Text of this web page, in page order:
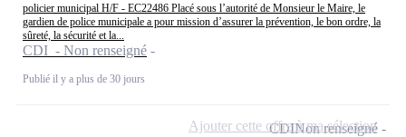
policier municipal H/F - EC22486 Placé sous l’autorité de Monsieur le Maire, le
gardien de police municipale a pour mission d’assurer la prévention, le bon ordre, la
sûreté, la sécurité et la...
CDI - Non renseigné
Publié il y a plus de 30 jours
CDINon renseigné
Ajouter cette offre à ma sélection